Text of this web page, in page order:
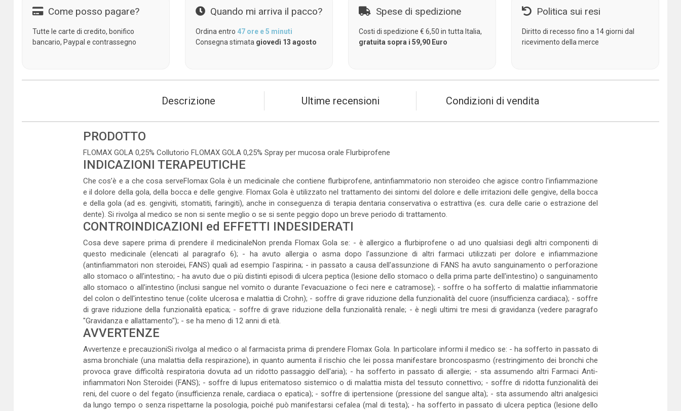
Come posso pagare?
Tutte le carte di credito, bonifico
bancario, Paypal e contrassegno
Quando mi arriva il pacco?
Ordina entro 47 ore e 5 minuti
Consegna stimata giovedì 13 agosto
Spese di spedizione
Costi di spedizione € 6,50 in tutta Italia,
gratuita sopra i 59,90 Euro
Politica sui resi
Diritto di recesso fino a 14 giorni dal
ricevimento della merce
Descrizione Ultime recensioni Condizioni di vendita
PRODOTTO
FLOMAX GOLA 0,25% Collutorio FLOMAX GOLA 0,25% Spray per mucosa orale Flurbiprofene
INDICAZIONI TERAPEUTICHE
Che cos’è e a che cosa serveFlomax Gola è un medicinale che contiene flurbiprofene, antinfiammatorio non steroideo che agisce contro l'infiammazione
e il dolore della gola, della bocca e delle gengive. Flomax Gola è utilizzato nel trattamento dei sintomi del dolore e delle irritazioni delle gengive, della bocca
e della gola (ad es. gengiviti, stomatiti, faringiti), anche in conseguenza di terapia dentaria conservativa o estrattiva (es. cura delle carie o estrazione del
dente). Si rivolga al medico se non si sente meglio o se si sente peggio dopo un breve periodo di trattamento.
CONTROINDICAZIONI ed EFFETTI INDESIDERATI
Cosa deve sapere prima di prendere il medicinaleNon prenda Flomax Gola se: - è allergico a flurbiprofene o ad uno qualsiasi degli altri componenti di
questo medicinale (elencati al paragrafo 6); - ha avuto allergia o asma dopo l'assunzione di altri farmaci utilizzati per dolore e infiammazione
(antinfiammatori non steroidei, FANS) quali ad esempio l'aspirina; - in passato a causa dell'assunzione di FANS ha avuto sanguinamento o perforazione
allo stomaco o all'intestino; - ha avuto due o più distinti episodi di ulcera peptica (lesione dello stomaco o della prima parte dell'intestino) o sanguinamento
allo stomaco o all'intestino (inclusi sangue nel vomito o durante l'evacuazione o feci nere e catramose); - soffre o ha sofferto di malattie infiammatorie
del colon o dell'intestino tenue (colite ulcerosa e malattia di Crohn); - soffre di grave riduzione della funzionalità del cuore (insufficienza cardiaca); - soffre
di grave riduzione della funzionalità epatica; - soffre di grave riduzione della funzionalità renale; - è negli ultimi tre mesi di gravidanza (vedere paragrafo
"Gravidanza e allattamento"); - se ha meno di 12 anni di età.
AVVERTENZE
Avvertenze e precauzioniSi rivolga al medico o al farmacista prima di prendere Flomax Gola. In particolare informi il medico se: - ha sofferto in passato di
asma bronchiale (una malattia della respirazione), in quanto aumenta il rischio che lei possa manifestare broncospasmo (restringimento dei bronchi che
provoca grave difficoltà respiratoria dovuta ad un ridotto passaggio dell'aria); - ha sofferto in passato di allergie; - sta assumendo altri Farmaci Anti-
infiammatori Non Steroidei (FANS); - soffre di lupus eritematoso sistemico o di malattia mista del tessuto connettivo; - soffre di ridotta funzionalità dei
reni, del cuore o del fegato (insufficienza renale, cardiaca o epatica); - soffre di ipertensione (pressione del sangue alta); - sta assumendo altri analgesici
da lungo tempo o senza rispettarne la posologia, poiché può manifestarsi cefalea (mal di testa); - ha sofferto in passato di ulcera peptica (lesione dello